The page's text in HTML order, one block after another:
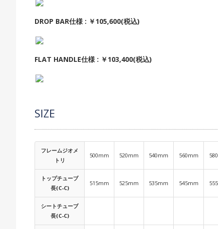
DROP BAR仕様 : ￥105,600(税込)
FLAT HANDLE仕様 : ￥103,400(税込)
SIZE
フレームジオメ
トリ
500mm 520mm 540mm 560mm
トップチューブ
長(C-C)
515mm 525mm 535mm 545mm
シートチューブ
長(C-C)